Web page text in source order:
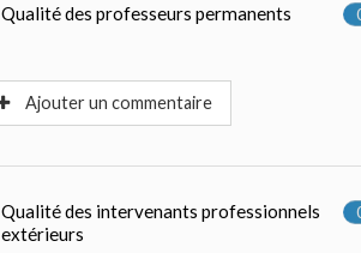
Qualité des professeurs permanents
Ajouter un commentaire
Qualité des intervenants professionnels
extérieurs